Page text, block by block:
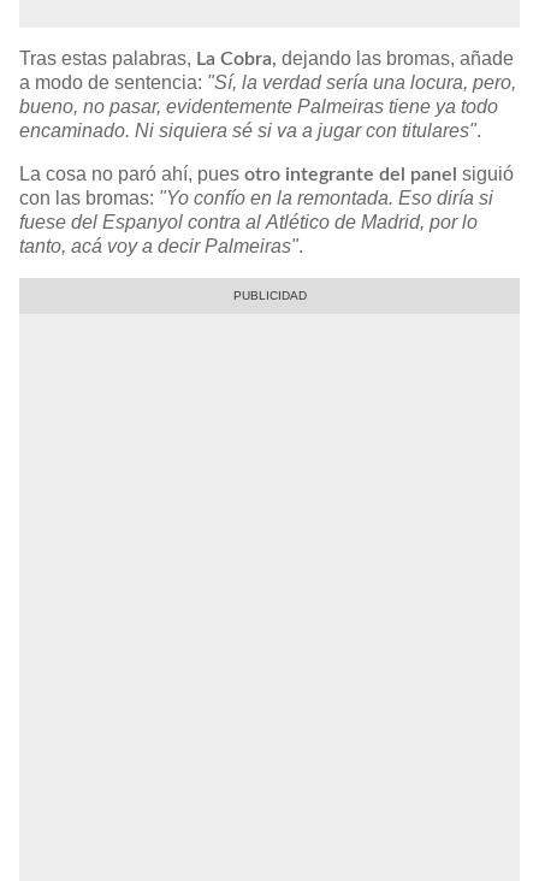
Tras estas palabras, La Cobra, dejando las bromas, añade
a modo de sentencia: "Sí, la verdad sería una locura, pero,
bueno, no pasar, evidentemente Palmeiras tiene ya todo
encaminado. Ni siquiera sé si va a jugar con titulares".
La cosa no paró ahí, pues otro integrante del panel siguió
con las bromas: "Yo confío en la remontada. Eso diría si
fuese del Espanyol contra al Atlético de Madrid, por lo
tanto, acá voy a decir Palmeiras".